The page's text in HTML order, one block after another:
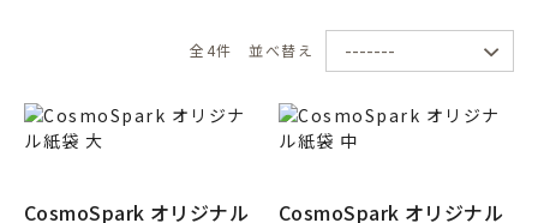
全4件 並べ替え
CosmoSpark オリジナル
CosmoSpark オリジナル